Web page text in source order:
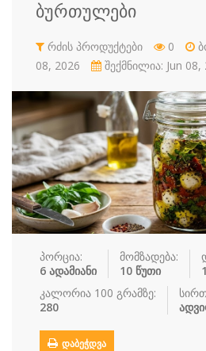
რძის პროდუ…
სუპები სუში
ფასტ ფუდი ფუნთუშები
ყავა ჩაი
ჯანსაღი კვ…
რეცეპტები
რჩევები
დაგვიკავშირდით
ბურთულები
რძის პროდუქტები 0
08, 2026
შექმნილია: Jun 08,
პორცია:
6 ადამიანი
მომზადება:
10 წუთი
კალორია 100 გრამზე:
280
ᲓᲐᲑᲔᲭᲓᲕᲐ